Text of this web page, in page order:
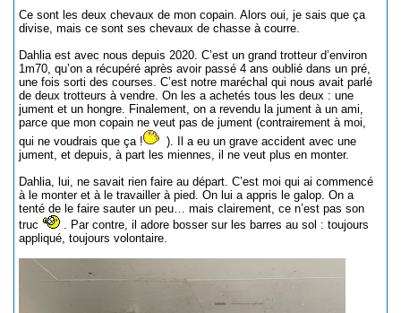
Ce sont les deux chevaux de mon copain. Alors oui, je sais que ça
divise, mais ce sont ses chevaux de chasse à courre.
Dahlia est avec nous depuis 2020. C’est un grand trotteur d’environ
1m70, qu’on a récupéré après avoir passé 4 ans oublié dans un pré,
une fois sorti des courses. C’est notre maréchal qui nous avait parlé
de deux trotteurs à vendre. On les a achetés tous les deux : une
jument et un hongre. Finalement, on a revendu la jument à un ami,
parce que mon copain ne veut pas de jument (contrairement à moi,
qui ne voudrais que ça !
). Il a eu un grave accident avec une
jument, et depuis, à part les miennes, il ne veut plus en monter.
Dahlia, lui, ne savait rien faire au départ. C’est moi qui ai commencé
à le monter et à le travailler à pied. On lui a appris le galop. On a
tenté de le faire sauter un peu… mais clairement, ce n’est pas son
truc
. Par contre, il adore bosser sur les barres au sol : toujours
appliqué, toujours volontaire.